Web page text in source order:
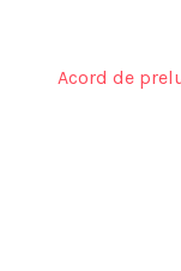
Acord de